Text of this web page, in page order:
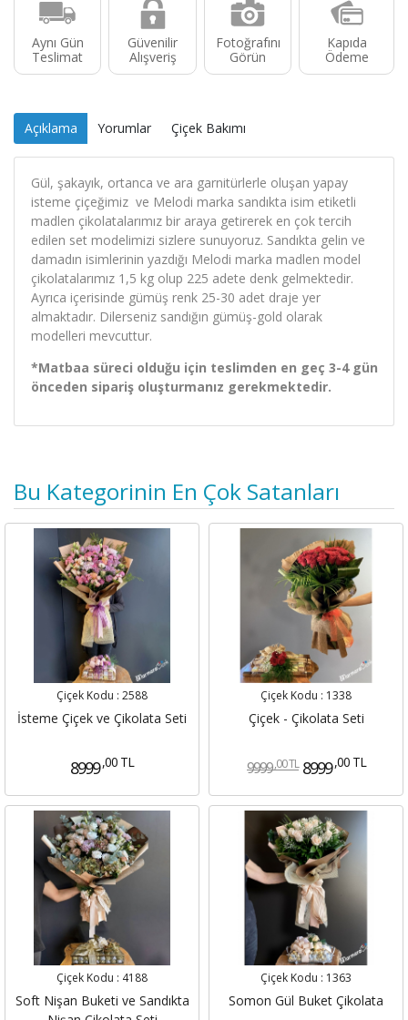
Aynı Gün
Teslimat
Güvenilir
Alışveriş
Fotoğrafını
Görün
Kapıda
Ödeme
Açıklama Yorumlar Çiçek Bakımı
Gül, şakayık, ortanca ve ara garnitürlerle oluşan yapay
isteme çiçeğimiz ve Melodi marka sandıkta isim etiketli
madlen çikolatalarımız bir araya getirerek en çok tercih
edilen set modelimizi sizlere sunuyoruz. Sandıkta gelin ve
damadın isimlerinin yazdığı Melodi marka madlen model
çikolatalarımız 1,5 kg olup 225 adete denk gelmektedir.
Ayrıca içerisinde gümüş renk 25-30 adet draje yer
almaktadır. Dilerseniz sandığın gümüş-gold olarak
modelleri mevcuttur.
*Matbaa süreci olduğu için teslimden en geç 3-4 gün
önceden sipariş oluşturmanız gerekmektedir.
Bu Kategorinin En Çok Satanları
Çiçek Kodu : 2588
İsteme Çiçek ve Çikolata Seti
8999 ,00 TL
Çiçek Kodu : 1338
Çiçek - Çikolata Seti
9999 ,00 TL 8999 ,00 TL
Çiçek Kodu : 4188
Soft Nişan Buketi ve Sandıkta
Çiçek Kodu : 1363
Somon Gül Buket Çikolata